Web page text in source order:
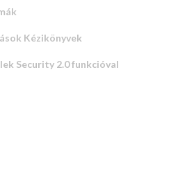
Kézikönyvek
Security 2.0 funkcióval